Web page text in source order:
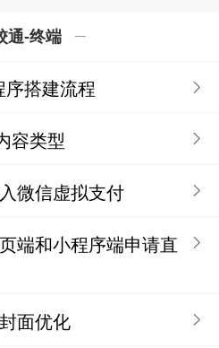
通-终端
序搭建流程
容类型
微信虚拟支付
端和小程序端申请直
面优化